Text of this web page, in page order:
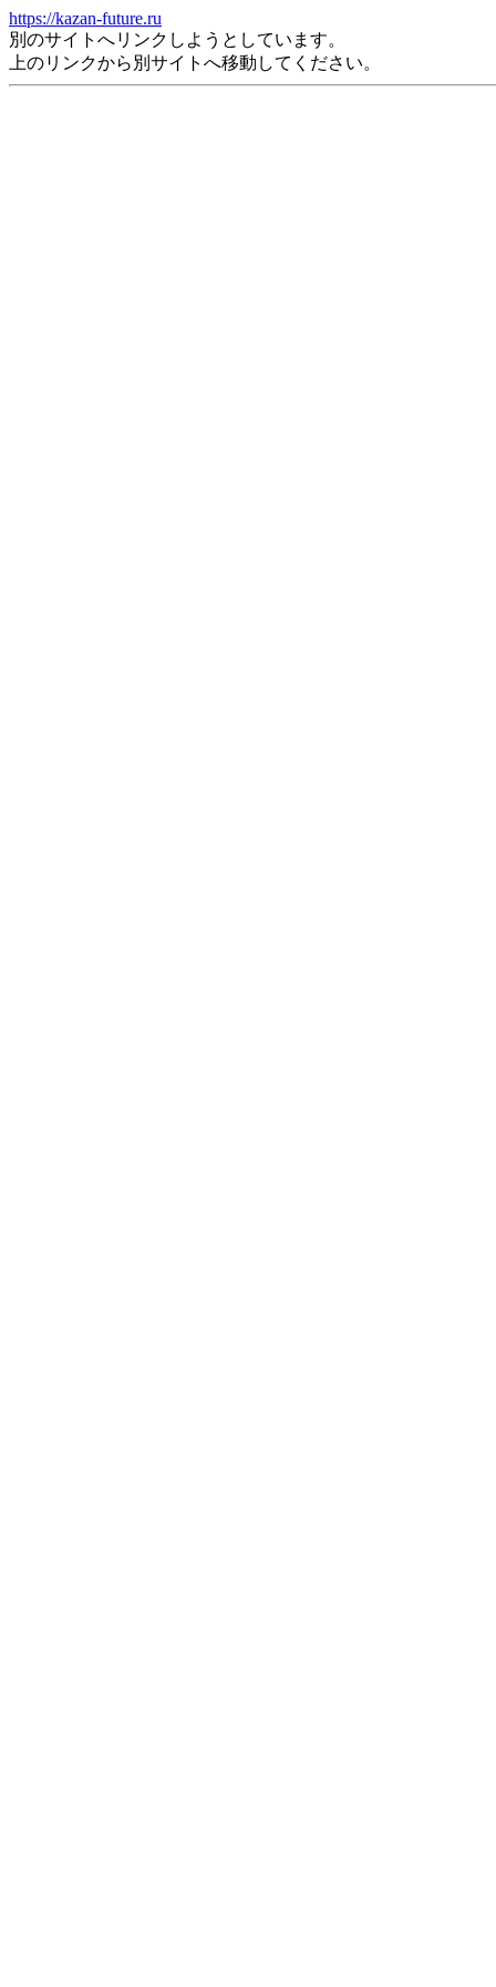
https://kazan-future.ru
別のサイトへリンクしようとしています。
上のリンクから別サイトへ移動してください。